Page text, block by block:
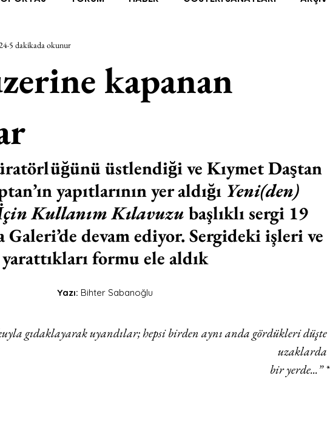
BİENAL
YEL TOZ PORTRELER ON SORULUK SOHBETLER
ZİYARETLER
kapanan
5 dakikada okunur
üstlendiği ve Kıymet Daştan
yapıtlarının yer aldığı Yeni(den)
Kullanım Kılavuzu başlıklı sergi 19
Galeri’de devam ediyor. Sergideki işleri ve
yarattıkları formu ele aldık
Yazı: Bihter Sabanoğlu
gıdaklayarak uyandılar; hepsi birden aynı anda gördükleri düşte
uzaklarda
bir yerde...” *